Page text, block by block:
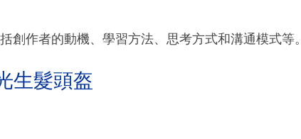
作者的動機、學習方法、思考方式和溝通模式等。
生髮頭盔